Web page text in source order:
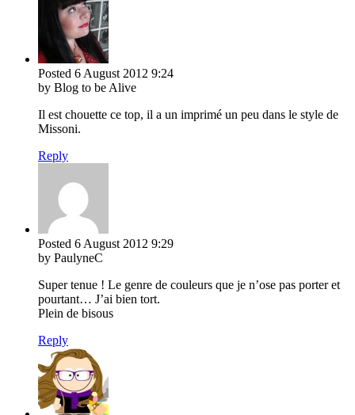
Posted 6 August 2012 9:24
by Blog to be Alive
Il est chouette ce top, il a un imprimé un peu dans le style de
Missoni.
Reply
Posted 6 August 2012 9:29
by PaulyneC
Super tenue ! Le genre de couleurs que je n’ose pas porter et
pourtant… J’ai bien tort.
Plein de bisous
Reply